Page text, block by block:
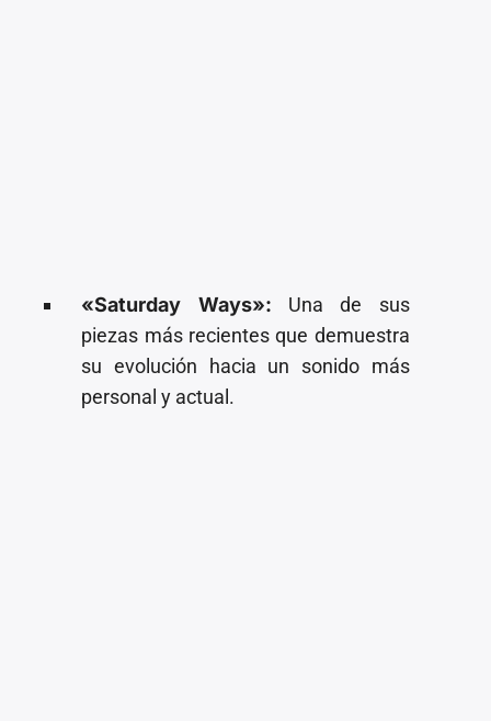
«Saturday Ways»: Una de sus
piezas más recientes que demuestra
su evolución hacia un sonido más
personal y actual.